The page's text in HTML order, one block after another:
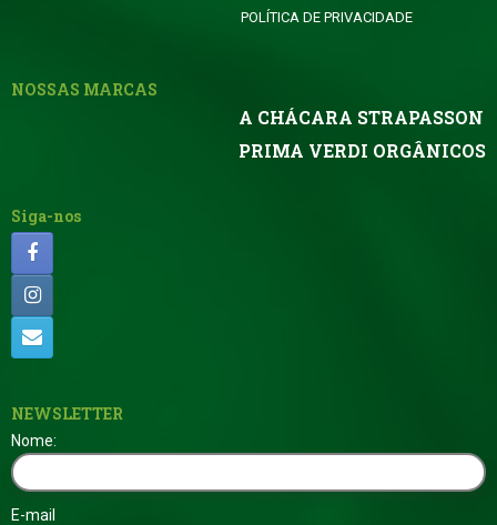
POLÍTICA DE PRIVACIDADE
NOSSAS MARCAS
A CHÁCARA STRAPASSON
PRIMA VERDI ORGÂNICOS
Siga-nos
NEWSLETTER
Nome:
E-mail